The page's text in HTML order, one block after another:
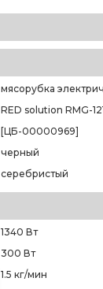
мясорубка
RED solution RMG-
[ЦБ-00000969]
черный
серебристый
1340 Вт
300 Вт
1.5 кг/мин